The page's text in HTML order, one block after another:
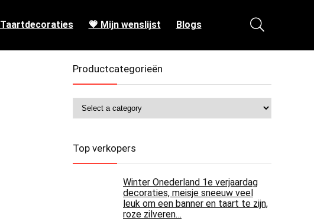
Taartdecoraties 💗 Mijn wenslijst Blogs
Productcategorieën
Top verkopers
Winter Onederland 1e verjaardag
decoraties, meisje sneeuw veel
leuk om een banner en taart te zijn,
roze zilveren…